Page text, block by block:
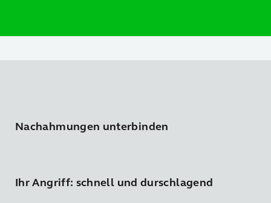
Nachahmungen unterbinden
Ihr Angriff: schnell und durschlagend